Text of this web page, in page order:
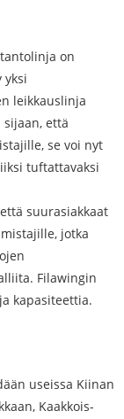
on
yksi
leikkauslinja
että
se voi nyt
tuftattavaksi
suurasiakkaat
jotka
Filawingin
kapasiteettia.
useissa Kiinan
Kaakkois-